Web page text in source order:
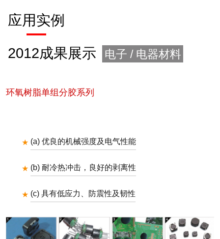
应用实例
2012成果展示 电子 / 电器材料
环氧树脂单组分胶系列
(a) 优良的机械强度及电气性能
(b) 耐冷热冲击，良好的剥离性
(c) 具有低应力、防震性及韧性